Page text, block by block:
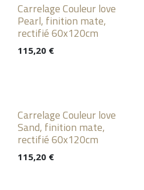
Carrelage Couleur love
Pearl, finition mate,
rectifié 60x120cm
115,20€
Carrelage Couleur love
Sand, finition mate,
rectifié 60x120cm
115,20€